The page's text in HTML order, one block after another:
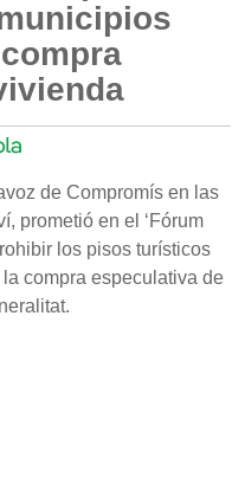
de Compromís en las
prometió en el ‘Fórum
los pisos turísticos
compra especulativa de